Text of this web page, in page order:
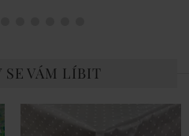
SE VÁM LÍBIT